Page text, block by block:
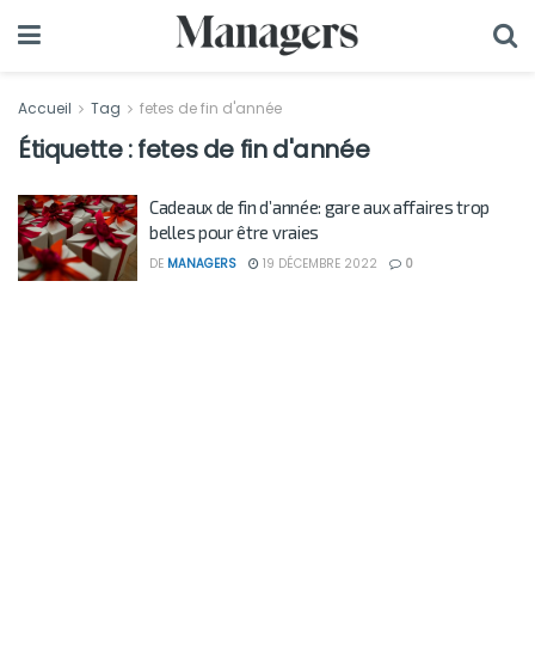
Accueil Tag fetes de fin d'année
Étiquette :fetes de fin d'année
Cadeaux de fin d’année: gare aux affaires trop
belles pour être vraies
DE MANAGERS 19 DÉCEMBRE 2022 0